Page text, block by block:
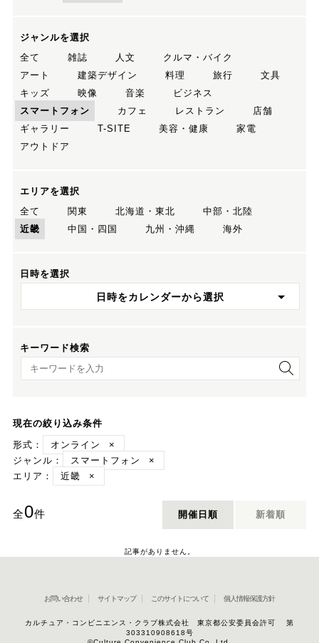
ジャンルを選択
全て
雑誌 人文
クルマ・バイク
アート
建築デザイン 料理 旅行
文具
キッズ
映像 音楽
ビジネス
スマートフォン
カフェ レストラン
店舗
ギャラリー
T-SITE 美容・健康
家電
アウトドア
エリアを選択
全て
関東 北海道・東北
中部・北陸
近畿
中国・四国 九州・沖縄 海外
日時を選択
日時をカレンダーから選択
キーワード検索
キーワード検索
現在の絞り込み条件
形式：
オンライン
×
ジャンル：
スマートフォン
×
エリア：
近畿 ×
全0件 開催日順 新着順
記事がありません。
お問い合わせ サイトマップ このサイトについて 個人情報保護方針
カルチュア・コンビニエンス・クラブ株式会社 東京都公安委員会許可 第
303310908618号